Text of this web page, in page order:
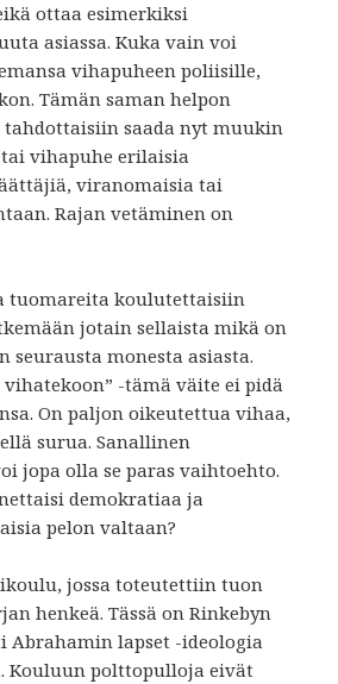
ottaa esimerkiksi
asiassa. Kuka vain voi
vihapuheen poliisille,
Tämän saman helpon
saada nyt muukin
vihapuhe erilaisia
viranomaisia tai
Rajan vetäminen on
tuomareita koulutettaisiin
jotain sellaista mikä on
seurausta monesta asiasta.
-tämä väite ei pidä
On paljon oikeutettua vihaa,
surua. Sanallinen
jopa olla se paras vaihtoehto.
demokratiaa ja
pelon valtaan?
jossa toteutettiin tuon
henkeä. Tässä on Rinkebyn
Abrahamin lapset -ideologia
Kouluun polttopulloja eivät